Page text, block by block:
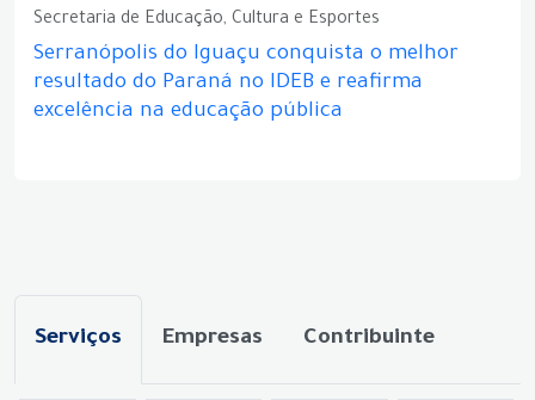
Secretaria de Educação, Cultura e Esportes
Serranópolis do Iguaçu conquista o melhor
resultado do Paraná no IDEB e reafirma
excelência na educação pública
Serviços Empresas Contribuinte